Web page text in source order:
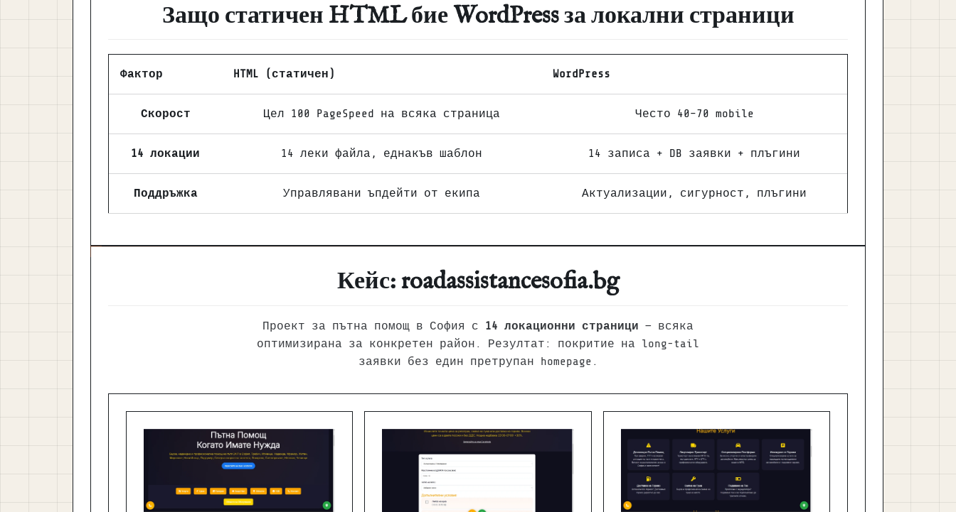
Защо статичен HTML бие WordPress за локални страници
Фактор HTML (статичен) WordPress
Скорост Цел 100 PageSpeed на всяка страница Често 40–70 mobile
14 локации 14 леки файла, еднакъв шаблон 14 записа + DB заявки + плъгини
Поддръжка Управлявани ъпдейти от екипа Актуализации, сигурност, плъгини
Кейс: roadassistancesofia.bg
Проект за пътна помощ в София с 14 локационни страници — всяка
оптимизирана за конкретен район. Резултат: покритие на long-tail
заявки без един претрупан homepage.